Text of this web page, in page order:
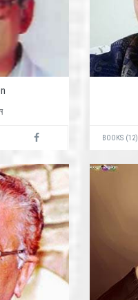
BOOKS (12)